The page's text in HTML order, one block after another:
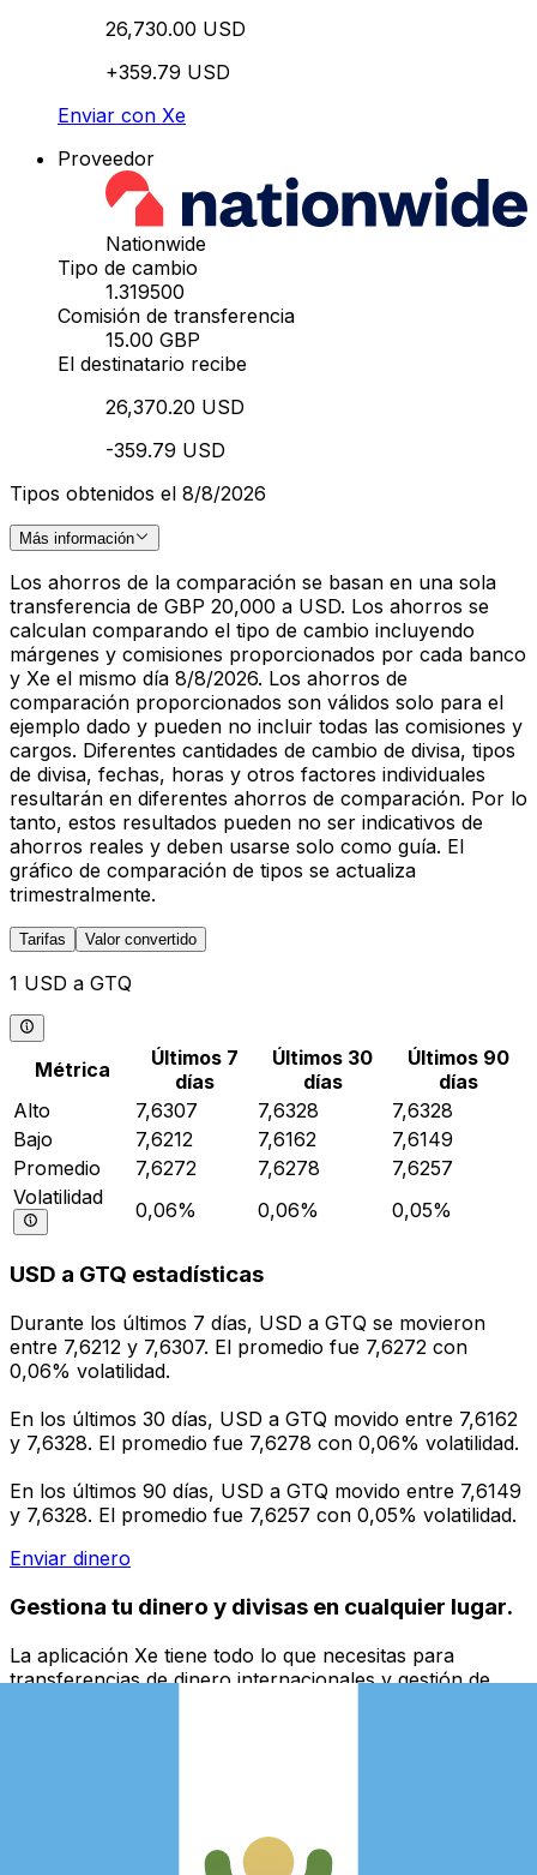
26,730.00 USD
+359.79 USD
Enviar con Xe
Proveedor
Nationwide
Tipo de cambio
1.319500
Comisión de transferencia
15.00 GBP
El destinatario recibe
26,370.20 USD
-359.79 USD
Tipos obtenidos el 8/8/2026
Más información
Los ahorros de la comparación se basan en una sola
transferencia de GBP 20,000 a USD. Los ahorros se
calculan comparando el tipo de cambio incluyendo
márgenes y comisiones proporcionados por cada banco
y Xe el mismo día 8/8/2026. Los ahorros de
comparación proporcionados son válidos solo para el
ejemplo dado y pueden no incluir todas las comisiones y
cargos. Diferentes cantidades de cambio de divisa, tipos
de divisa, fechas, horas y otros factores individuales
resultarán en diferentes ahorros de comparación. Por lo
tanto, estos resultados pueden no ser indicativos de
ahorros reales y deben usarse solo como guía. El
gráfico de comparación de tipos se actualiza
trimestralmente.
Tarifas Valor convertido
1 USD a GTQ
Métrica
Últimos 7
días
Últimos 30
días
Últimos 90
días
Alto
7,6307 7,6328
7,6328
Bajo
7,6212 7,6162
7,6149
Promedio
7,6272 7,6278
7,6257
Volatilidad
0,06% 0,06% 0,05%
USD a GTQ estadísticas
Durante los últimos 7 días, USD a GTQ se movieron
entre 7,6212 y 7,6307. El promedio fue 7,6272 con
0,06% volatilidad.
En los últimos 30 días, USD a GTQ movido entre 7,6162
y 7,6328. El promedio fue 7,6278 con 0,06% volatilidad.
En los últimos 90 días, USD a GTQ movido entre 7,6149
y 7,6328. El promedio fue 7,6257 con 0,05% volatilidad.
Enviar dinero
Gestiona tu dinero y divisas en cualquier lugar.
La aplicación Xe tiene todo lo que necesitas para
transferencias de dinero internacionales y gestión de